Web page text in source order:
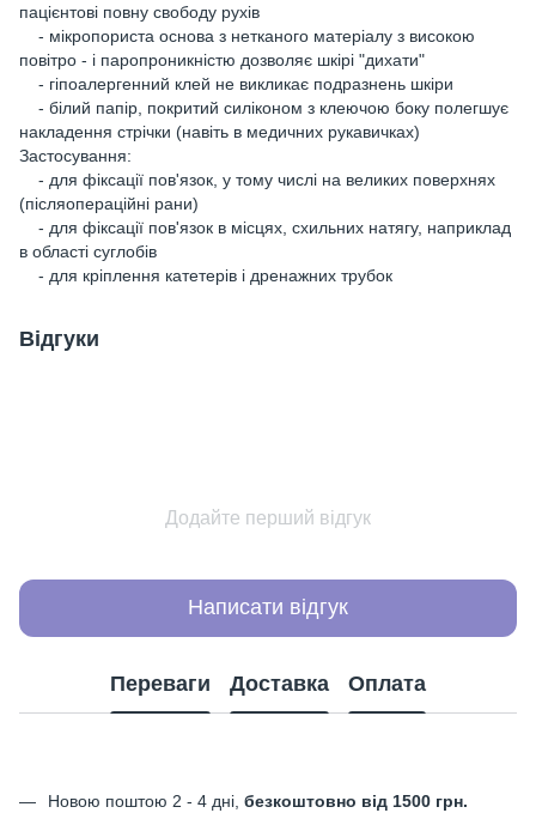
пацієнтові повну свободу рухів
- мікропориста основа з нетканого матеріалу з високою
повітро - і паропроникністю дозволяє шкірі "дихати"
- гіпоалергенний клей не викликає подразнень шкіри
- білий папір, покритий силіконом з клеючою боку полегшує
накладення стрічки (навіть в медичних рукавичках)
Застосування:
- для фіксації пов'язок, у тому числі на великих поверхнях
(післяопераційні рани)
- для фіксації пов'язок в місцях, схильних натягу, наприклад
в області суглобів
- для кріплення катетерів і дренажних трубок
Відгуки
Додайте перший відгук
Написати відгук
Переваги Доставка Оплата
Новою поштою 2 - 4 дні, безкоштовно від 1500 грн.